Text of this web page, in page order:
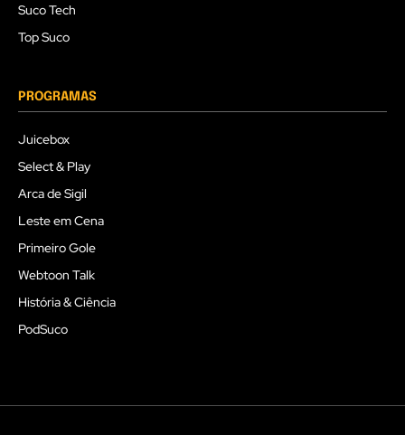
Suco Tech
Top Suco
PROGRAMAS
Juicebox
Select & Play
Arca de Sigil
Leste em Cena
Primeiro Gole
Webtoon Talk
História & Ciência
PodSuco